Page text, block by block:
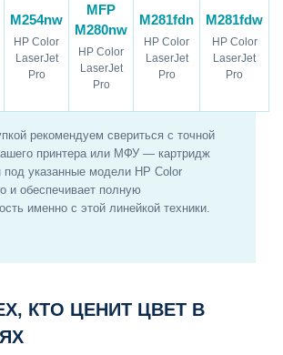
M254nw
HP Color
LaserJet
Pro
MFP
M280nw
HP Color
LaserJet
Pro
M281fdn
HP Color
LaserJet
Pro
M281fdw
HP Color
LaserJet
Pro
рекомендуем свериться с точной
принтера или МФУ — картридж
под указанные модели HP Color
и обеспечивает полную
именно с этой линейкой техники.
КТО ЦЕНИТ ЦВЕТ В